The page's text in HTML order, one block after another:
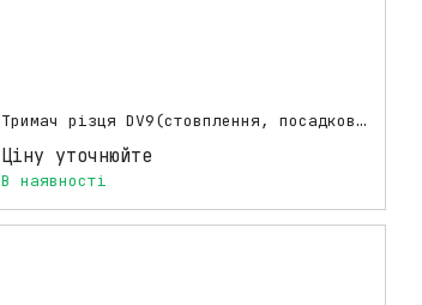
Тримач різця DV9(стовплення, посадкове під зуби) 19,4 мм
Ціну уточнюйте
В наявності